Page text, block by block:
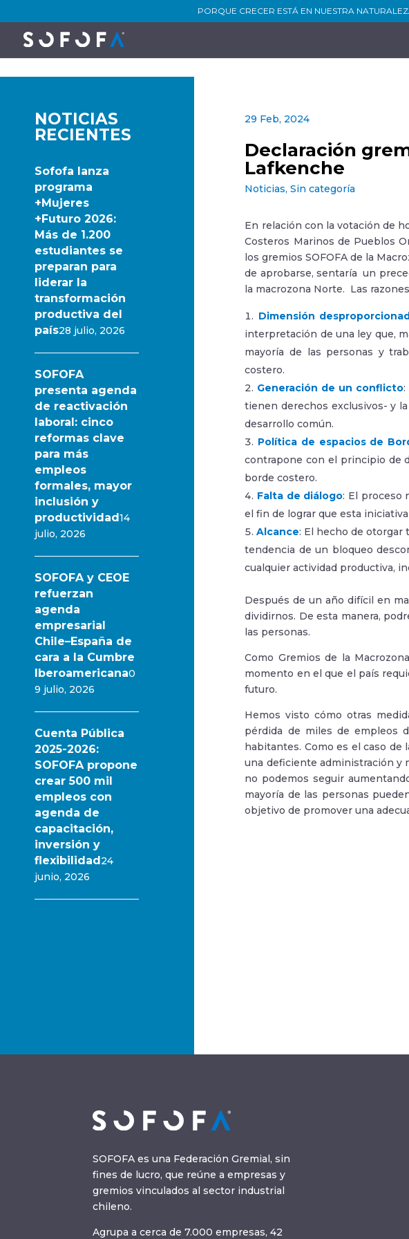
PORQUE CRECER ESTÁ EN NUESTRA
NOTICIAS
RECIENTES
Sofofa lanza
programa
+Mujeres
+Futuro 2026:
Más de 1.200
estudiantes se
preparan para
liderar la
transformación
productiva del
país28 julio, 2026
SOFOFA
presenta agenda
de reactivación
laboral: cinco
reformas clave
para más
empleos
formales, mayor
inclusión y
productividad14
julio, 2026
SOFOFA y CEOE
refuerzan
agenda
empresarial
Chile–España de
cara a la Cumbre
Iberoamericana0
9 julio, 2026
Cuenta Pública
2025-2026:
SOFOFA propone
crear 500 mil
empleos con
agenda de
capacitación,
inversión y
flexibilidad24
junio, 2026
29 Feb, 2024
Declaración
Lafkenche
Noticias,Sin categoría
En relación con la votación de
Costeros Marinos de Pueblos
los gremios SOFOFA de la
de aprobarse, sentaría un
la macrozona Norte. Las
Dimensión
interpretación de una ley que,
mayoría de las personas y
costero.
Generación de un conflicto:
tienen derechos exclusivos- y
desarrollo común.
Política de espacios de
contrapone con el principio de
borde costero.
Falta de diálogo: El proceso
el fin de lograr que esta
Alcance: El hecho de otorgar
tendencia de un bloqueo
cualquier actividad productiva,
Después de un año difícil en
dividirnos. De esta manera,
las personas.
Como Gremios de la
momento en el que el país
futuro.
Hemos visto cómo otras
pérdida de miles de empleos
habitantes. Como es el caso de
una deficiente administración y
no podemos seguir
mayoría de las personas
objetivo de promover una
SOFOFA es una Federación Gremial, sin
fines de lucro, que reúne a empresas y
gremios vinculados al sector industrial
chileno.
Agrupa a cerca de 7.000 empresas, 42